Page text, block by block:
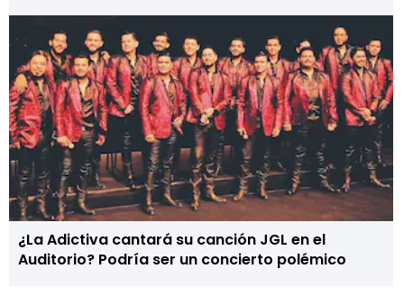
¿La Adictiva cantará su canción JGL en el
Auditorio? Podría ser un concierto polémico